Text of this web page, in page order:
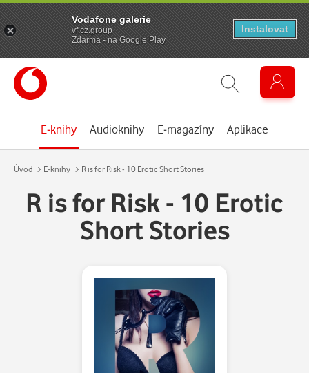
E-knihy Audioknihy E-magazíny Aplikace
Úvod E-knihy R is for Risk - 10 Erotic Short Stories
R is for Risk - 10 Erotic
Short Stories
Vodafone galerie
vf.cz.group
Zdarma - na Google Play
Instalovat